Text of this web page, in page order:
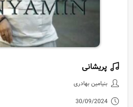
دانلود آهنگ جدید
پریشانی
بنیامین بهادری
30/09/2024